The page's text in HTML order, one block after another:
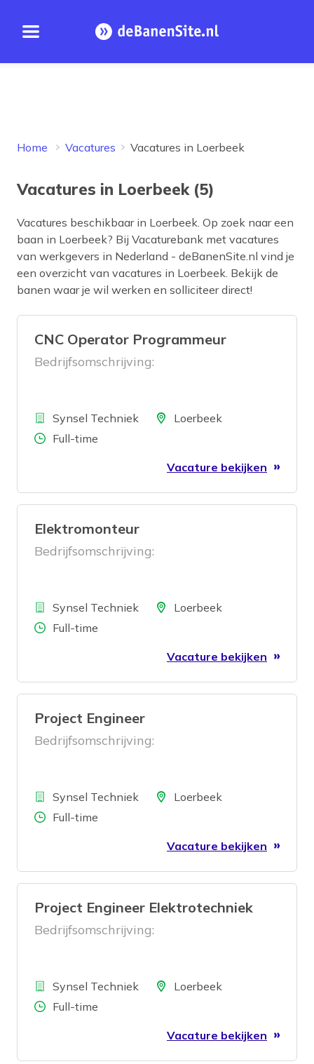
Open menu Homepage
Home Vacatures Vacatures in Loerbeek
Vacatures in Loerbeek (5)
Vacatures beschikbaar in Loerbeek. Op zoek naar een
baan in Loerbeek? Bij Vacaturebank met vacatures
van werkgevers in Nederland - deBanenSite.nl vind je
een overzicht van vacatures in Loerbeek. Bekijk de
banen waar je wil werken en solliciteer direct!
CNC Operator Programmeur
Bedrijfsomschrijving:
BedrijfSynsel Techniek LocatieLoerbeek
Aantal uren
Full-time
Vacature bekijken
Elektromonteur
Bedrijfsomschrijving:
BedrijfSynsel Techniek LocatieLoerbeek
Aantal uren
Full-time
Vacature bekijken
Project Engineer
Bedrijfsomschrijving:
BedrijfSynsel Techniek LocatieLoerbeek
Aantal uren
Full-time
Vacature bekijken
Project Engineer Elektrotechniek
Bedrijfsomschrijving:
BedrijfSynsel Techniek LocatieLoerbeek
Aantal uren
Full-time
Vacature bekijken